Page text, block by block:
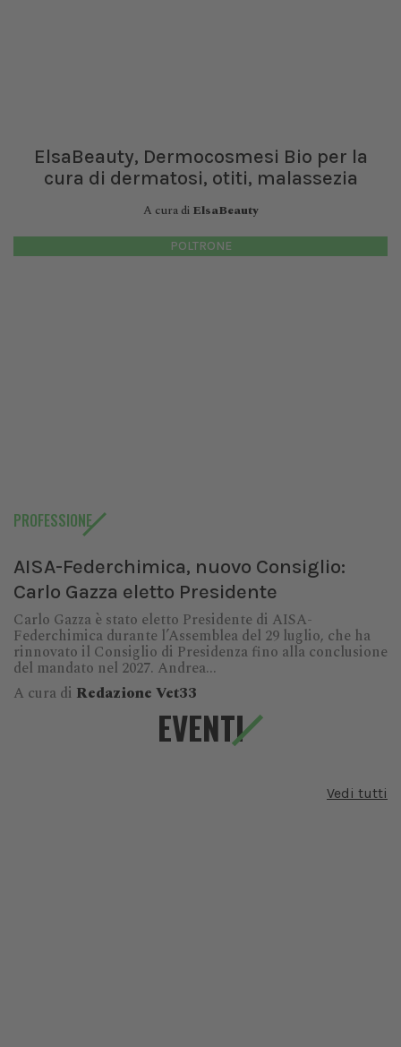
ElsaBeauty, Dermocosmesi Bio per la
cura di dermatosi, otiti, malassezia
A cura di ElsaBeauty
POLTRONE
PROFESSIONE
AISA-Federchimica, nuovo Consiglio:
Carlo Gazza eletto Presidente
Carlo Gazza è stato eletto Presidente di AISA-
Federchimica durante l’Assemblea del 29 luglio, che ha
rinnovato il Consiglio di Presidenza fino alla conclusione
del mandato nel 2027. Andrea...
A cura di Redazione Vet33
EVENTI
Vedi tutti